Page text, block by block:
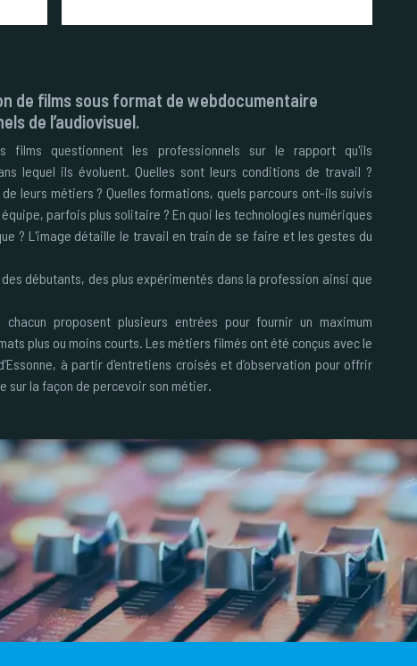
de films sous format de webdocumentaire
de l’audiovisuel.
films questionnent les professionnels sur le rapport qu'ils
lequel ils évoluent. Quelles sont leurs conditions de travail ?
leurs métiers ? Quelles formations, quels parcours ont-ils suivis
parfois plus solitaire ? En quoi les technologies numériques
? L'image détaille le travail en train de se faire et les gestes du
débutants, des plus expérimentés dans la profession ainsi que
proposent plusieurs entrées pour fournir un maximum
plus ou moins courts. Les métiers filmés ont été conçus avec le
à partir d'entretiens croisés et d’observation pour offrir
sur la façon de percevoir son métier.